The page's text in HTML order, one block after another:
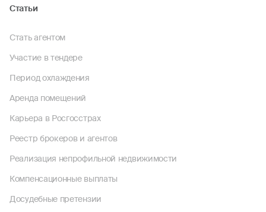
Статьи
Стать агентом
Участие в тендере
Период охлаждения
Аренда помещений
Карьера в Росгосстрах
Реестр брокеров и агентов
Реализация непрофильной недвижимости
Компенсационные выплаты
Досудебные претензии